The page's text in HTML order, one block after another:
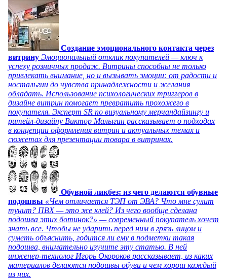
Создание эмоционального контакта через
витрину Эмоциональный отклик покупателей — ключ к
успеху розничных продаж. Витрины способны не только
привлекать внимание, но и вызывать эмоции: от радости и
ностальгии до чувства принадлежности и желания
обладать. Использование психологических триггеров в
дизайне витрин помогает превратить прохожего в
покупателя. Эксперт SR по визуальному мерчандайзингу и
ритейл-дизайну Виктор Малыгин рассказывает о подходах
в концепции оформления витрин и актуальных темах и
сюжетах для презентации товара в витринах.
Обувной ликбез: из чего делаются обувные
подошвы «Чем отличается ТЭП от ЭВА? Что мне сулит
тунит? ПВХ — это же клей? Из чего вообще сделана
подошва этих ботинок?» — современный покупатель хочет
знать все. Чтобы не ударить перед ним в грязь лицом и
суметь объяснить, годится ли ему в подметки такая
подошва, внимательно изучите эту статью. В ней
инженер-технолог Игорь Окороков рассказывает, из каких
материалов делаются подошвы обуви и чем хорош каждый
из них.